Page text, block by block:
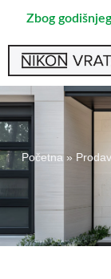
Zbog
Početna »